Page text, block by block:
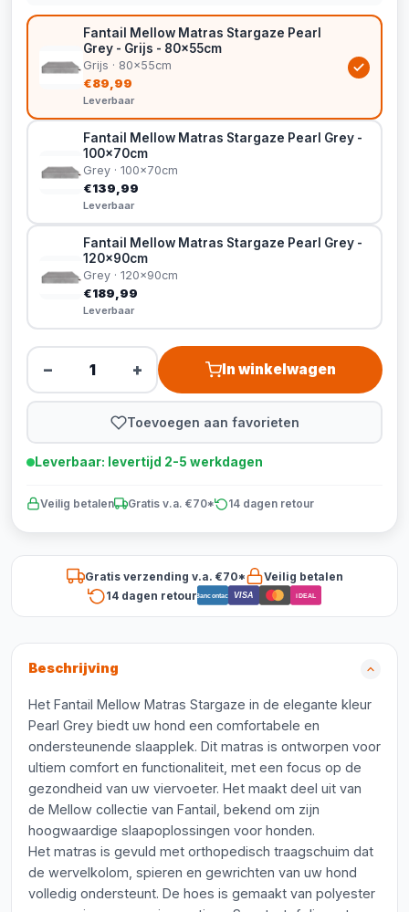
Fantail Mellow Matras Stargaze Pearl
Grey - Grijs - 80x55cm
Grijs · 80x55cm
€89,99
Leverbaar
Fantail Mellow Matras Stargaze Pearl Grey -
100x70cm
Grey · 100x70cm
€139,99
Leverbaar
Fantail Mellow Matras Stargaze Pearl Grey -
120x90cm
Grey · 120x90cm
€189,99
Leverbaar
− + In winkelwagen
Toevoegen aan favorieten
Leverbaar: levertijd 2-5 werkdagen
Veilig betalen Gratis v.a. €70* 14 dagen retour
Gratis verzending v.a. €70*
Veilig betalen
14 dagen retourBancontact VISA iDEAL
Beschrijving
Het Fantail Mellow Matras Stargaze in de elegante kleur
Pearl Grey biedt uw hond een comfortabele en
ondersteunende slaapplek. Dit matras is ontworpen voor
ultiem comfort en functionaliteit, met een focus op de
gezondheid van uw viervoeter. Het maakt deel uit van
de Mellow collectie van Fantail, bekend om zijn
hoogwaardige slaapoplossingen voor honden.
Het matras is gevuld met orthopedisch traagschuim dat
de wervelkolom, spieren en gewrichten van uw hond
volledig ondersteunt. De hoes is gemaakt van polyester